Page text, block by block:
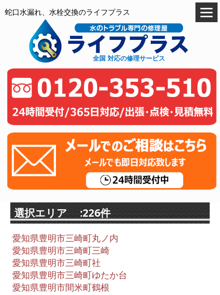
蛇口水漏れ、水栓交換のライフプラス
全国 対応の修理サービス
選択エリア :226件
愛知県豊明市三崎町丸ノ内
愛知県豊明市三崎町三崎
愛知県豊明市三崎町社
愛知県豊明市三崎町ゆたか台
愛知県豊明市間米町鶴根